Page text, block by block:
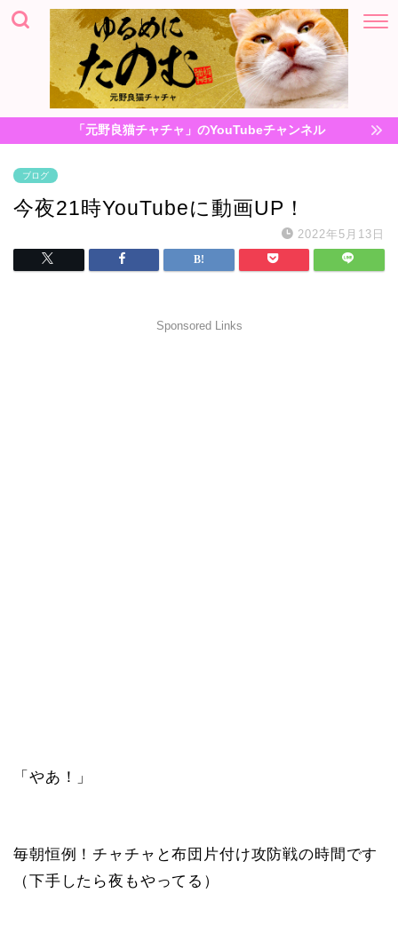
「元野良猫チャチャ」のYouTubeチャンネル
ブログ
今夜21時YouTubeに動画UP！
2022年5月13日
Sponsored Links
「やあ！」
毎朝恒例！チャチャと布団片付け攻防戦の時間です
（下手したら夜もやってる）